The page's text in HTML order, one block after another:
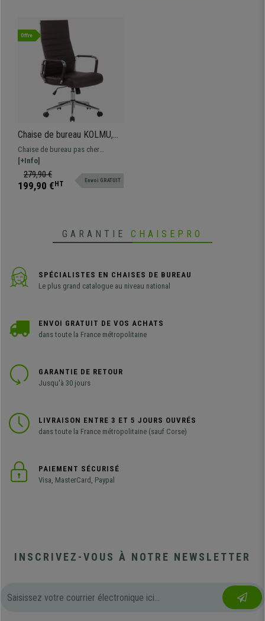
Offre
Chaise de bureau KOLMU,
Piétement métallique,
Design avec des coutures
élégantes, Cuir, Marron
Foncé
Chaise de bureau pas cher
KOLMU: un modèle avec un
design original qui associe
confort et matériaux de qualité.
[+Info]
279,90 €
199,90 € HT Envoi GRATUIT
GARANTIE CHAISEPRO
SPÉCIALISTES EN CHAISES DE BUREAU
Le plus grand catalogue au niveau national
ENVOI GRATUIT DE VOS ACHATS
dans toute la France métropolitaine
GARANTIE DE RETOUR
Jusqu'à 30 jours
LIVRAISON ENTRE 3 ET 5 JOURS OUVRÉS
dans toute la France métropolitaine (sauf Corse)
PAIEMENT SÉCURISÉ
Visa, MasterCard, Paypal
INSCRIVEZ-VOUS À NOTRE NEWSLETTER